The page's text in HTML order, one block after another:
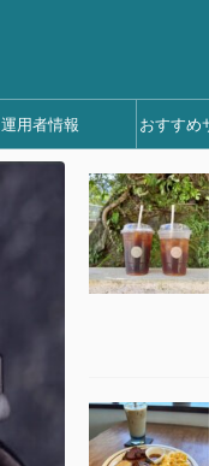
運用者情報 おすすめ